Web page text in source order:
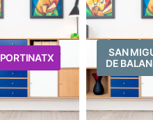
PORTINATX
SAN
DE